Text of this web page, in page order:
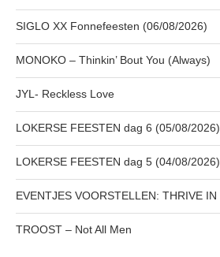
SIGLO XX Fonnefeesten (06/08/2026)
MONOKO – Thinkin’ Bout You (Always)
JYL- Reckless Love
LOKERSE FEESTEN dag 6 (05/08/2026)
LOKERSE FEESTEN dag 5 (04/08/2026)
EVENTJES VOORSTELLEN: THRIVE IN
TROOST – Not All Men